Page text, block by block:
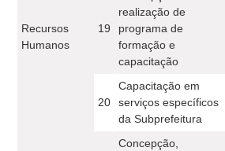
Recursos
Humanos
19
realização de
programa de
formação e
capacitação
20
Capacitação em
serviços específicos
da Subprefeitura
Concepção,